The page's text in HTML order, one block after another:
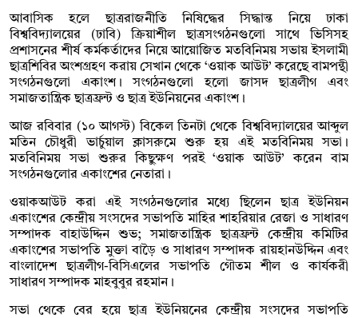
আবাসিক হলে ছাত্ররাজনীতি নিষিদ্ধের সিদ্ধান্ত নিয়ে ঢাকা
বিশ্ববিদ্যালয়ের (ঢাবি) ক্রিয়াশীল ছাত্রসংগঠনগুলো সাথে ভিসিসহ
প্রশাসনের শীর্ষ কর্মকর্তাদের নিয়ে আয়োজিত মতবিনিময় সভায় ইসলামী
ছাত্রশিবির অংশগ্রহণ করায় সেখান থেকে ‘ওয়াক আউট’ করেছে বামপন্থী
সংগঠনগুলো একাংশ। সংগঠনগুলো হলো জাসদ ছাত্রলীগ এবং
সমাজতান্ত্রিক ছাত্রফ্রন্ট ও ছাত্র ইউনিয়নের একাংশ।
আজ রবিবার (১০ আগস্ট) বিকেল তিনটা থেকে বিশ্ববিদ্যালয়ের আব্দুল
মতিন চৌধুরী ভার্চুয়াল ক্লাসরুমে শুরু হ‌য় এই মতবিনিময় সভা।
মতবিনিময় সভা শুরুর কিছুক্ষণ পর‌ই ‘ওয়াক‌ আউট’ করেন বাম
সংগঠনগুলোর একাংশের নেতারা।
ওয়াক‌আউট করা এই সংগঠনগুলোর মধ্যে ছিলেন ছাত্র ইউনিয়ন
একাংশের কেন্দ্রীয় সংসদের সভাপতি মাহির শাহরিয়ার রেজা ও সাধারণ
সম্পাদক বাহাউদ্দিন শুভ; সমাজতান্ত্রিক ছাত্রফ্রন্ট কেন্দ্রীয় কমিটির
একাংশের সভাপতি মুক্তা বাড়ৈ ও সাধারণ সম্পাদক রায়হানউদ্দিন এবং
বাংলাদেশ ছাত্রলীগ-বিসিএলের সভাপতি গৌতম শীল ও কার্যকরী
সাধারণ সম্পাদক মাহবুবুর রহমান।
সভা থেকে বের হয়ে ছাত্র ইউনিয়নের কেন্দ্রীয় সংসদের সভাপতি